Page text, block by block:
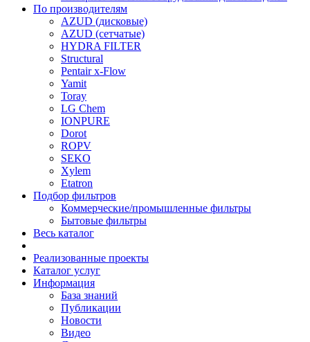
По производителям
AZUD (дисковые)
AZUD (сетчатые)
HYDRA FILTER
Structural
Pentair x-Flow
Yamit
Toray
LG Chem
IONPURE
Dorot
ROPV
SEKO
Xylem
Etatron
Подбор фильтров
Коммерческие/промышленные фильтры
Бытовые фильтры
Весь каталог
Реализованные проекты
Каталог услуг
Информация
База знаний
Публикации
Новости
Видео